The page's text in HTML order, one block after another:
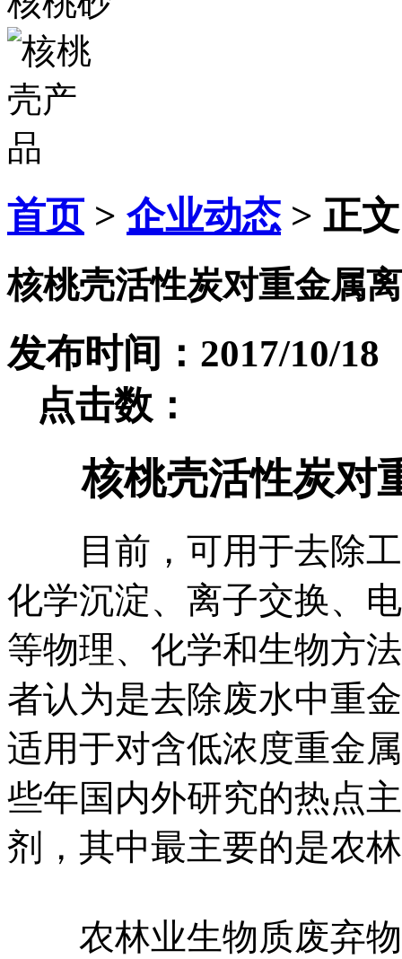
首页> 企业动态 > 正文
核桃壳活性炭对重金属
发布时间：2017/10/
点击数：
核桃壳活性炭对
目前，可用于去除工
化学沉淀、离子交换、
等物理、化学和生物方
者认为是去除废水中重
适用于对含低浓度重金
些年国内外研究的热点
剂，其中最主要的是农
农林业生物质废弃物